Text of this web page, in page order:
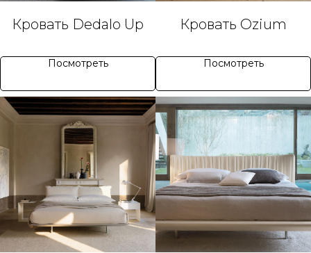
Кровать Dedalo Up
Посмотреть
Кровать Ozium
Посмотреть